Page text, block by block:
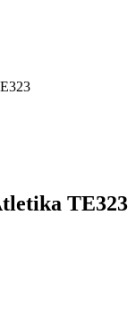
ТЕ323